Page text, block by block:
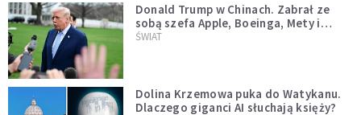
Donald Trump w Chinach. Zabrał ze
sobą szefa Apple, Boeinga, Mety i
Muska
ŚWIAT
Dolina Krzemowa puka do Watykanu.
Dlaczego giganci AI słuchają księży?